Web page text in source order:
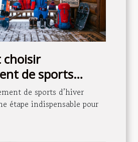
choisir
de sports
à vos besoins
de sports d’hiver
étape indispensable pour